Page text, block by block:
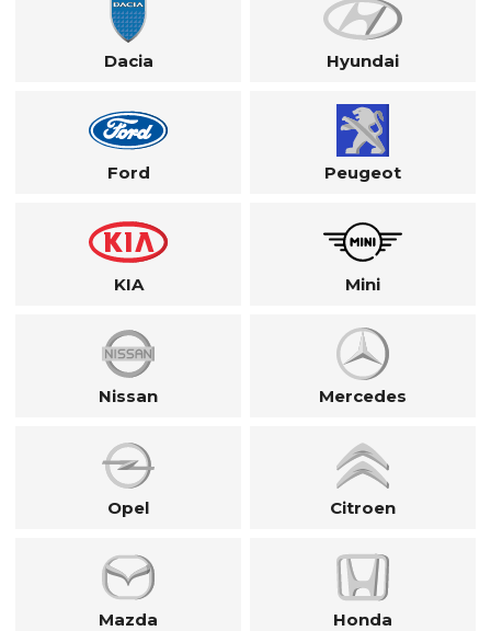
Dacia Hyundai
Ford Peugeot
KIA Mini
Nissan Mercedes
Opel Citroen
Mazda Honda